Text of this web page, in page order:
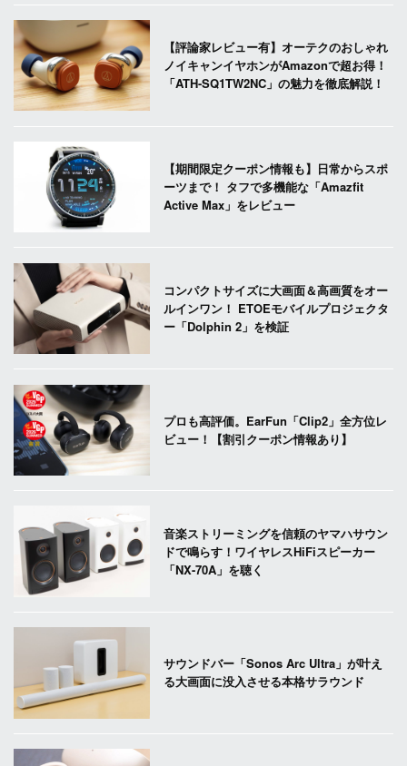
【評論家レビュー有】オーテクのおしゃれ
ノイキャンイヤホンがAmazonで超お得！
「ATH-SQ1TW2NC」の魅力を徹底解説！
【期間限定クーポン情報も】日常からスポ
ーツまで！ タフで多機能な「Amazfit
Active Max」をレビュー
コンパクトサイズに大画面＆高画質をオー
ルインワン！ ETOEモバイルプロジェクタ
ー「Dolphin 2」を検証
プロも高評価。EarFun「Clip2」全方位レ
ビュー！【割引クーポン情報あり】
音楽ストリーミングを信頼のヤマハサウン
ドで鳴らす！ワイヤレスHiFiスピーカー
「NX-70A」を聴く
サウンドバー「Sonos Arc Ultra」が叶え
る大画面に没入させる本格サラウンド